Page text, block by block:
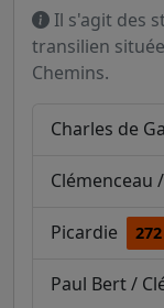
Il s'agit des
transilien
Chemins.
Charles de
Clémenceau
Picardie 272
Paul Bert /